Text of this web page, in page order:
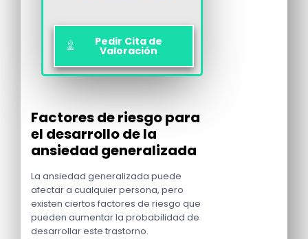
Pedir Cita de
Valoración
Factores de riesgo para
el desarrollo de la
ansiedad generalizada
La ansiedad generalizada puede
afectar a cualquier persona, pero
existen ciertos factores de riesgo que
pueden aumentar la probabilidad de
desarrollar este trastorno.